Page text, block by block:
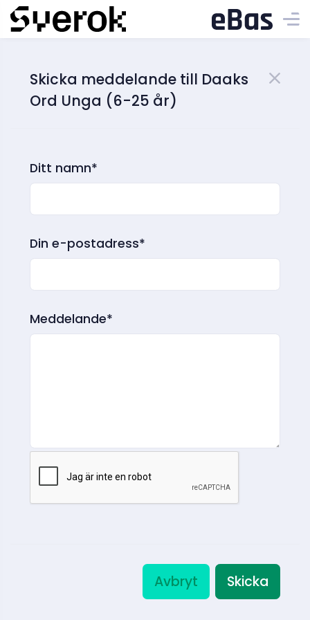
Skicka meddelande till Daaks
Ord Unga (6-25 år)
Ditt namn*
Din e-postadress*
Meddelande*
Avbryt